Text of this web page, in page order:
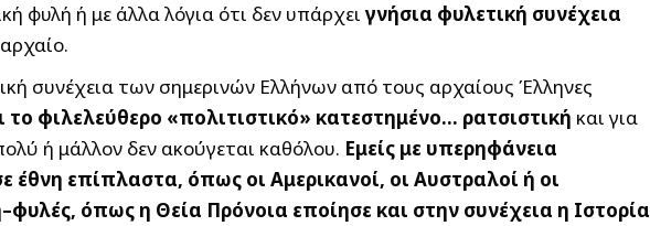
φυλή ή με άλλα λόγια ότι δεν υπάρχει γνήσια φυλετική συνέχεια
συνέχεια των σημερινών Ελλήνων από τους αρχαίους Έλληνες
το φιλελεύθερο «πολιτιστικό» κατεστημένο… ρατσιστική και για
ή μάλλον δεν ακούγεται καθόλου. Εμείς με υπερηφάνεια
έθνη επίπλαστα, όπως οι Αμερικανοί, οι Αυστραλοί ή οι
όπως η Θεία Πρόνοια εποίησε και στην συνέχεια η Ιστορία